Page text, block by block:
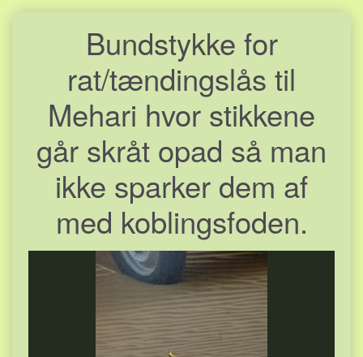
Bundstykke for
rat/tændingslås til
Mehari hvor stikkene
går skråt opad så man
ikke sparker dem af
med koblingsfoden.